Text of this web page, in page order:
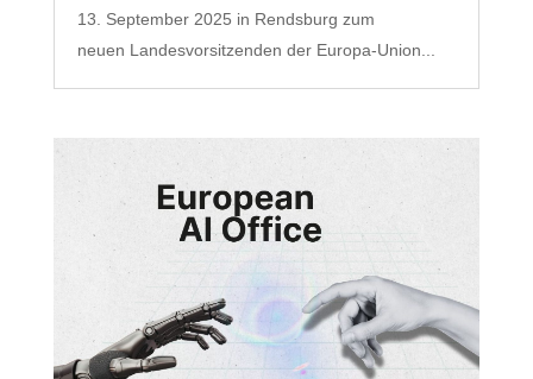
13. September 2025 in Rendsburg zum
neuen Landesvorsitzenden der Europa-Union...